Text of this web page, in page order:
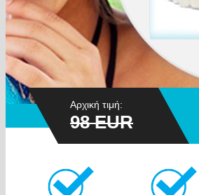
Αρχική τιμή:
98 EUR